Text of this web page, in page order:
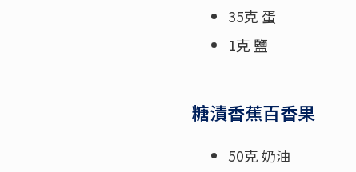
35克 蛋
1克 鹽
糖漬香蕉百香果
50克 奶油